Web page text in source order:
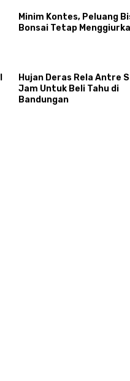
Minim Kontes, Peluang
Bonsai Tetap
Hujan Deras Rela Antre
Jam Untuk Beli Tahu di
Bandungan